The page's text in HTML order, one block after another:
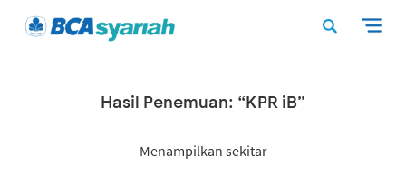
Hasil Penemuan: “KPR iB”
Menampilkan sekitar